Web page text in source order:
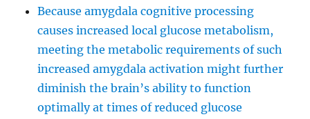
Because amygdala cognitive processing
causes increased local glucose metabolism,
meeting the metabolic requirements of such
increased amygdala activation might further
diminish the brain’s ability to function
optimally at times of reduced glucose